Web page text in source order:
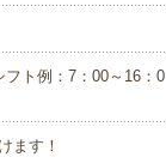
ト例：7：00～16：0
ます！